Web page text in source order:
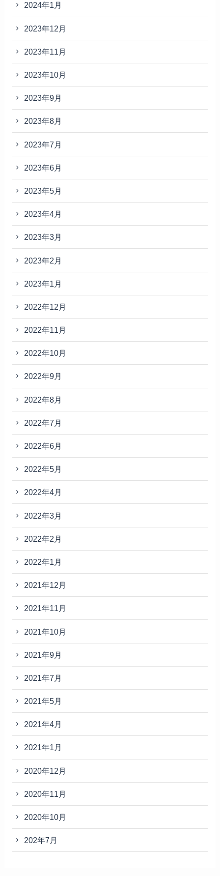
2024年1月
2023年12月
2023年11月
2023年10月
2023年9月
2023年8月
2023年7月
2023年6月
2023年5月
2023年4月
2023年3月
2023年2月
2023年1月
2022年12月
2022年11月
2022年10月
2022年9月
2022年8月
2022年7月
2022年6月
2022年5月
2022年4月
2022年3月
2022年2月
2022年1月
2021年12月
2021年11月
2021年10月
2021年9月
2021年7月
2021年5月
2021年4月
2021年1月
2020年12月
2020年11月
2020年10月
202年7月